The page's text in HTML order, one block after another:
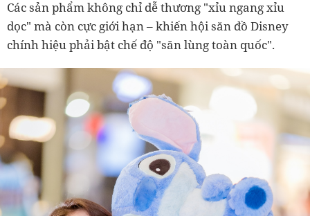
Các sản phẩm không chỉ dễ thương "xỉu ngang xỉu
dọc" mà còn cực giới hạn – khiến hội săn đồ Disney
chính hiệu phải bật chế độ "săn lùng toàn quốc".